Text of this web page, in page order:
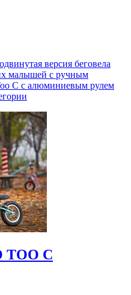
версия беговела
малышей с ручным
C с алюминиевым рулем
TOO C